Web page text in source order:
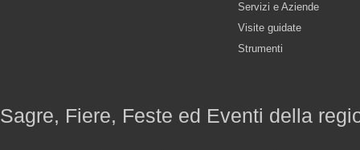
Servizi e Aziende
Visite guidate
Strumenti
Sagre, Fiere, Feste ed Eventi della